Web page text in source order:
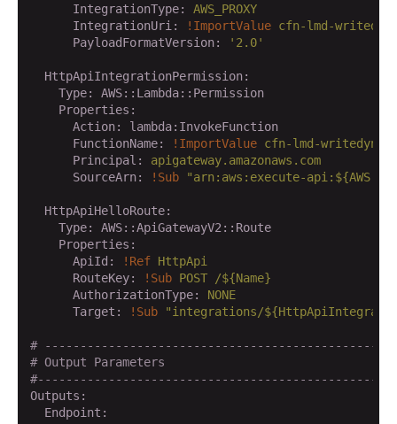
      IntegrationType:
AWS_PROXY
      IntegrationUri:
!ImportValue cfn-lmd-
      PayloadFormatVersion:
'2.0'
  HttpApiIntegrationPermission:
    Type:
AWS::Lambda::Permission
    Properties:
      Action:
lambda:InvokeFunction
      FunctionName:
!ImportValue cfn-lmd-
      Principal:
apigateway.amazonaws.com
      SourceArn:
!Sub "arn:aws:execute-
  HttpApiHelloRoute:
    Type:
AWS::ApiGatewayV2::Route
    Properties:
      ApiId:
!Ref HttpApi
      RouteKey:
!Sub POST
/${Name}
      AuthorizationType:
NONE
      Target:
!Sub "integrations/
#
# Output Parameters
Outputs:
  Endpoint: